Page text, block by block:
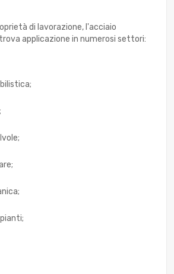
di lavorazione, l'acciaio
applicazione in numerosi settori: